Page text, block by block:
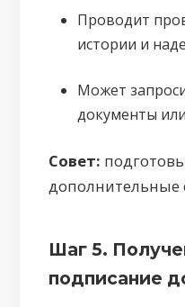
Проводит
истории и
Может
документы
Совет:
дополнительные
Шаг 5.
подписание